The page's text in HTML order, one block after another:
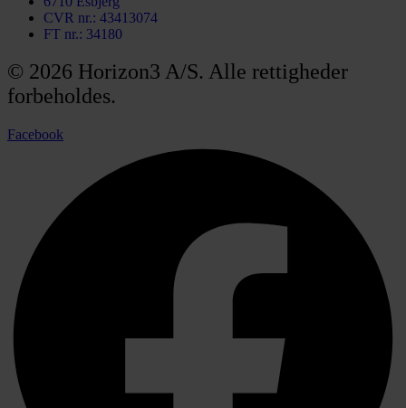
CVR nr.: 43413074
FT nr.: 34180
© 2026 Horizon3 A/S. Alle rettigheder
forbeholdes.
Facebook